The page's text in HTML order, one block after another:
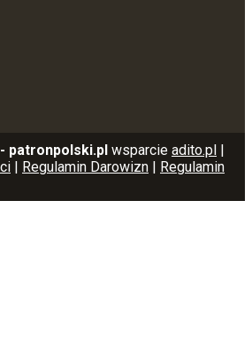
patronpolski.pl wsparcie adito.pl |
| Regulamin Darowizn | Regulamin